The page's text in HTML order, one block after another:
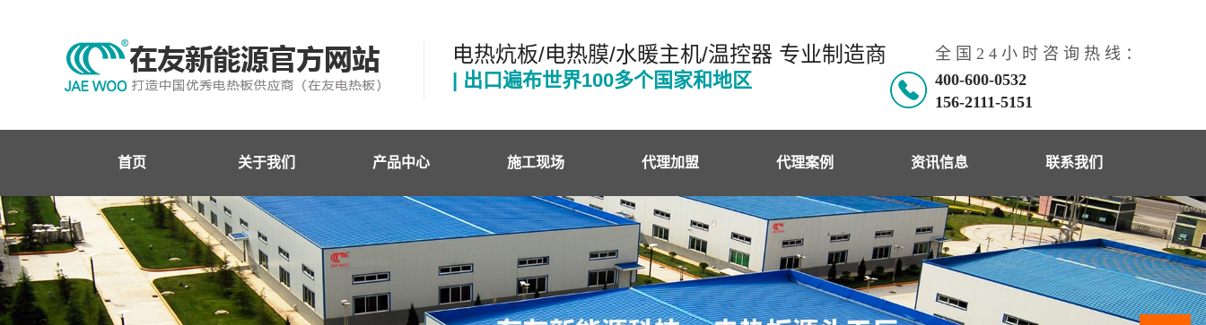
电热炕板/电热膜/水暖主机/温控器 专业制造商
| 出口遍布世界100多个国家和地区
全 国 2 4 小 时 咨 询 热 线 ：
400-600-0532
156-2111-5151
首页 关于我们
企业简介
企业文化
企业资质
企业荣誉
产品中心
潍坊在友电热板
潍坊条状电热膜
潍坊面状电热膜
潍坊网状电热膜
施工现场 代理加盟 代理案例
代理案例
施工现场
资讯信息
公司新闻
行业动态
在宇百科
韩国电热板
联系我们